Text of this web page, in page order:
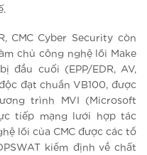
CMC Cyber Security còn
chủ công nghệ lõi Make
đầu cuối (EPP/EDR, AV,
đạt chuẩn VB100, được
trình MVI (Microsoft
tiếp mạng lưới hợp tác
lõi của CMC được các tổ
kiểm định về chất